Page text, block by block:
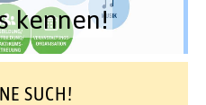
kennen!
SUCH!